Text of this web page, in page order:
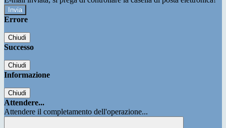
Errore
Chiudi
Successo
Chiudi
Informazione
Chiudi
Attendere...
Attendere il completamento dell'operazione...